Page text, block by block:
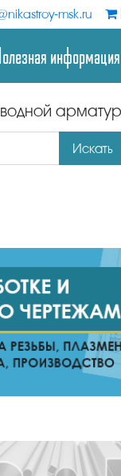
msk.ru
информация
Искать